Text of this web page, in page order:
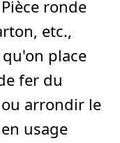
Pièce ronde
etc.,
place
fer du
arrondir le
usage